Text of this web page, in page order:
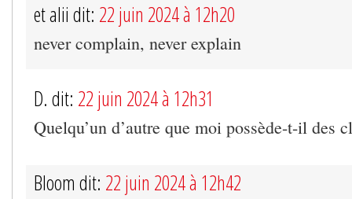
et alii dit: 22 juin 2024 à 12h20
never complain, never explain
D. dit: 22 juin 2024 à 12h31
Quelqu’un d’autre que moi possède-t-il des
Bloom dit: 22 juin 2024 à 12h42